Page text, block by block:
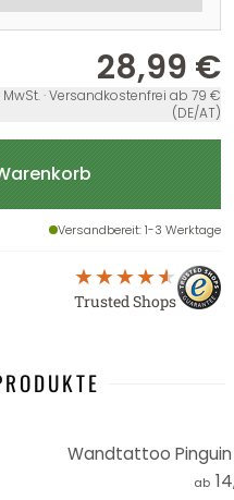
28,99 €
MwSt. · Versandkostenfrei ab 79 €
(DE/AT)
Versandbereit: 1-3 Werktage
Trusted Shops
Wandtattoo
ab